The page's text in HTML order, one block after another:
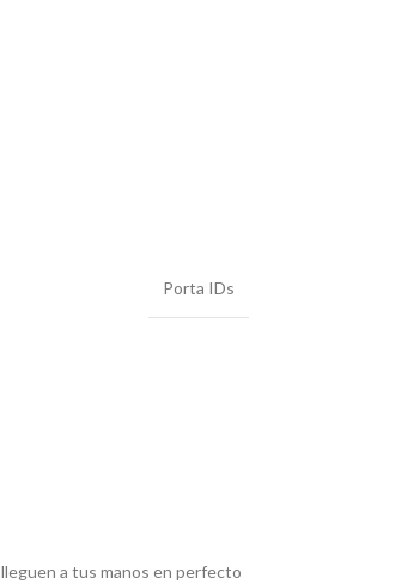
Porta IDs
a tus manos en perfecto